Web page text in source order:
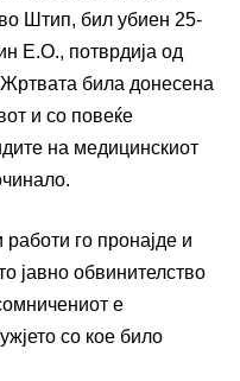
Штип, бил убиен 25-
Е.О., потврдија од
била донесена
и со повеќе
на медицинскиот
го пронајде и
јавно обвинителство
е
со кое било